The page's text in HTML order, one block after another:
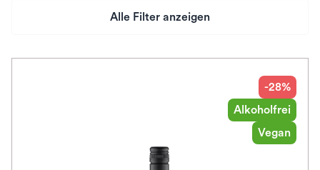
Alle Filter anzeigen
-28%
Alkoholfrei
Vegan